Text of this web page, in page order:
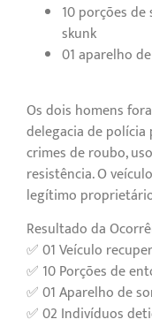
10 porções
skunk
01 aparelho
Os dois homens
delegacia de
crimes de roubo,
resistência. O
legítimo
Resultado da
✅ 01 Veículo
✅ 10 Porções de
✅ 01 Aparelho de
✅ 02 Indivíduos